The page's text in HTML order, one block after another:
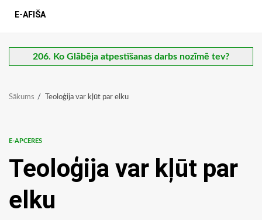
E-AFIŠA
206. Ko Glābēja atpestīšanas darbs nozīmē tev?
Sākums Teoloģija var kļūt par elku
E-APCERES
Teoloģija var kļūt par
elku